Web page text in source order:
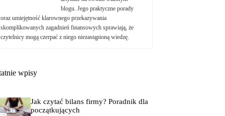
blogu. Jego praktyczne porady
oraz umiejętność klarownego przekazywania
skomplikowanych zagadnień finansowych sprawiają, że
czytelnicy mogą czerpać z niego niezastąpioną wiedzę.
wpisy
Jak czytać bilans firmy? Poradnik dla
początkujących